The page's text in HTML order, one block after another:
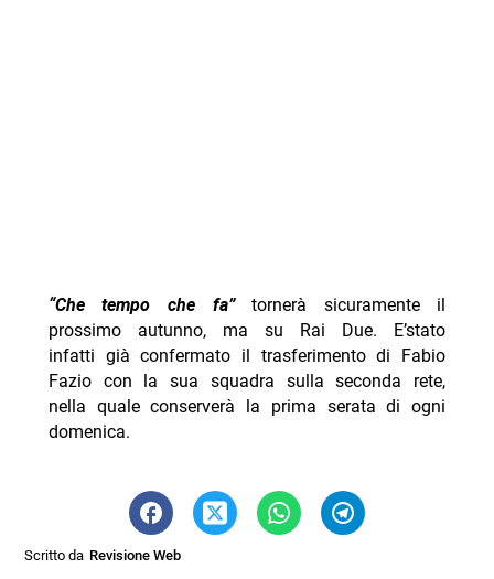
“Che tempo che fa”tornerà sicuramente il
prossimo autunno, ma su Rai Due. E’stato
infatti già confermato il trasferimento di Fabio
Fazio con la sua squadra sulla seconda rete,
nella quale conserverà la prima serata di ogni
domenica.
Scritto da Revisione Web